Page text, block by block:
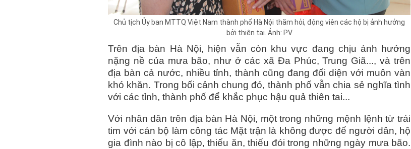
Chủ tịch Ủy ban MTTQ Việt Nam thành phố Hà Nội thăm hỏi, động viên các hộ bị ảnh hưởng
bởi thiên tai. Ảnh: PV
Trên địa bàn Hà Nội, hiện vẫn còn khu vực đang chịu ảnh hưởng
nặng nề của mưa bão, như ở các xã Đa Phúc, Trung Giã..., và trên
địa bàn cả nước, nhiều tỉnh, thành cũng đang đối diện với muôn vàn
khó khăn. Trong bối cảnh chung đó, thành phố vẫn chia sẻ nghĩa tình
với các tỉnh, thành phố để khắc phục hậu quả thiên tai...
Với nhân dân trên địa bàn Hà Nội, một trong những mệnh lệnh từ trái
tim với cán bộ làm công tác Mặt trận là không được để người dân, hộ
gia đình nào bị cô lập, thiếu ăn, thiếu đói trong những ngày mưa bão.